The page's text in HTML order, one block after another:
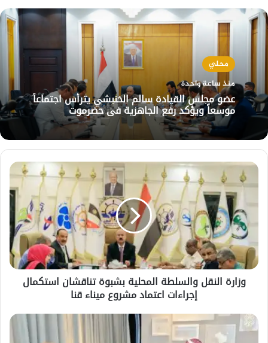
محلي
منذ ساعة واحدة
عضو مجلس القيادة سالم الخنبشي يترأس اجتماعاً
موسعاً ويؤكد رفع الجاهزية في حضرموت
وزارة
النقل
والسلطة
المحلية
بشبوة
تناقشان
استكمال
إجراءات
اعتماد
مشروعوزارة النقل والسلطة المحلية بشبوة تناقشان استكمال
إجراءات اعتماد مشروع ميناء قنا
عضو
مجلس